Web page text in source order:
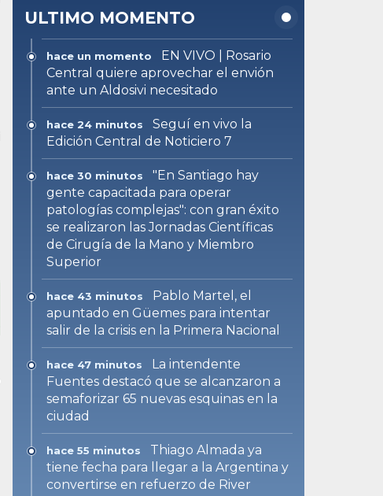
ULTIMO MOMENTO
hace un momento
EN VIVO | Rosario
Central quiere aprovechar el envión
ante un Aldosivi necesitado
hace 24 minutos
Seguí en vivo la
Edición Central de Noticiero 7
hace 30 minutos
"En Santiago hay
gente capacitada para operar
patologías complejas": con gran éxito
se realizaron las Jornadas Científicas
de Cirugía de la Mano y Miembro
Superior
hace 43 minutos
Pablo Martel, el
apuntado en Güemes para intentar
salir de la crisis en la Primera Nacional
hace 47 minutos
La intendente
Fuentes destacó que se alcanzaron a
semaforizar 65 nuevas esquinas en la
ciudad
hace 55 minutos
Thiago Almada ya
tiene fecha para llegar a la Argentina y
convertirse en refuerzo de River